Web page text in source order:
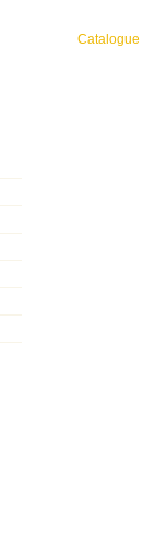
Catalogue